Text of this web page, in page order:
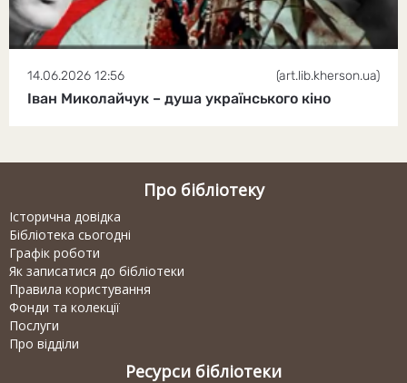
14.06.2026 12:56 (art.lib.kherson.ua)
Іван Миколайчук – душа українського кіно
Про бібліотеку
Історична довідка
Бібліотека сьогодні
Графік роботи
Як записатися до бібліотеки
Правила користування
Фонди та колекції
Послуги
Про відділи
Ресурси бібліотеки